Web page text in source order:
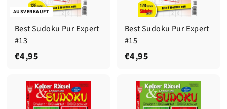
AUSVERKAUFT
Best Sudoku Pur Expert
#13
€4,95
,
9
Best Sudoku Pur Expert
#15
€4,95
,
9